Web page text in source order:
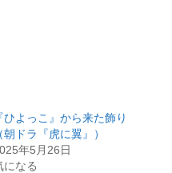
『ひよっこ』から来た飾り
（朝ドラ『虎に翼』）
年5月26日
になる